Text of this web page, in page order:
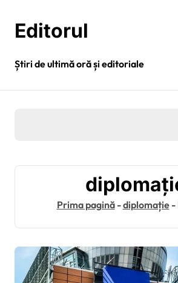
conținutEditorul
Știri de ultimă oră și editoriale
Prima pagină-diplomație-